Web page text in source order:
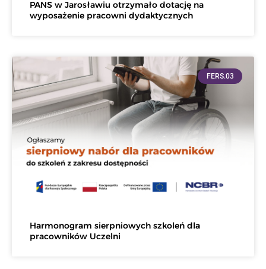
PANS w Jarosławiu otrzymało dotację na
wyposażenie pracowni dydaktycznych
FERS.03
Harmonogram sierpniowych szkoleń dla
pracowników Uczelni